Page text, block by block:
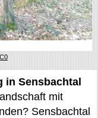
in Sensbachtal
mit
Sensbachtal